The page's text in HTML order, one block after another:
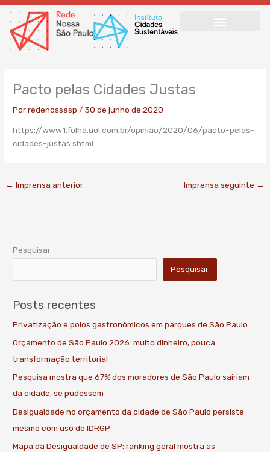
Ir
para
conteúdo
Pacto pelas Cidades Justas
Porredenossasp /30 de junho de 2020
https://www1.folha.uol.com.br/opiniao/2020/06/pacto-pelas-
cidades-justas.shtml
← Imprensa anterior Imprensa seguinte →
Pesquisar
Pesquisar
Posts recentes
Privatização e polos gastronômicos em parques de São Paulo
Orçamento de São Paulo 2026: muito dinheiro, pouca
transformação territorial
Pesquisa mostra que 67% dos moradores de São Paulo sairiam
da cidade, se pudessem
Desigualdade no orçamento da cidade de São Paulo persiste
mesmo com uso do IDRGP
Mapa da Desigualdade de SP: ranking geral mostra as